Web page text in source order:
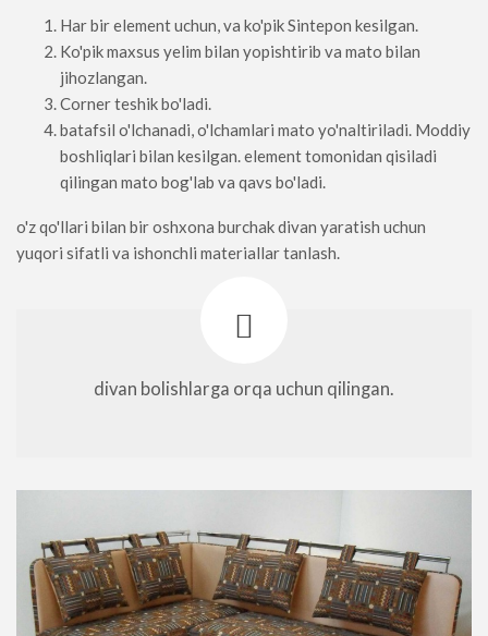
Har bir element uchun, va ko'pik Sintepon kesilgan.
Ko'pik maxsus yelim bilan yopishtirib va ​​mato bilan
jihozlangan.
Corner teshik bo'ladi.
batafsil o'lchanadi, o'lchamlari mato yo'naltiriladi. Moddiy
boshliqlari bilan kesilgan. element tomonidan qisiladi
qilingan mato bog'lab va qavs bo'ladi.
o'z qo'llari bilan bir oshxona burchak divan yaratish uchun
yuqori sifatli va ishonchli materiallar tanlash.
divan bolishlarga orqa uchun qilingan.